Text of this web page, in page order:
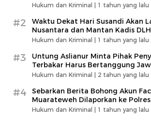
Hukum dan Kriminal | 1 tahun yang lalu
#2
Waktu Dekat Hari Susandi Akan
Nusantara dan Mantan Kadis
Hukum dan Kriminal | 1 tahun yang lalu
#3
Untung Aslianur Minta Pihak
Terbakar Harus Bertanggung
Hukum dan Kriminal | 2 tahun yang lalu
#4
Sebarkan Berita Bohong Akun
Muarateweh Dilaporkan ke
Hukum dan Kriminal | 1 tahun yang lalu